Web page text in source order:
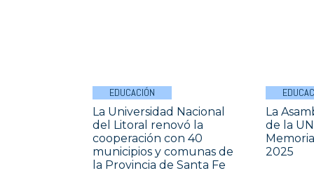
EDUCACIÓN
La Universidad Nacional
del Litoral renovó la
cooperación con 40
municipios y comunas de
la Provincia de Santa Fe
La
de la
2025